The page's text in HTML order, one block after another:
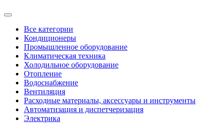
Все категории
Кондиционеры
Промышленное оборудование
Климатическая техника
Холодильное оборудование
Отопление
Водоснабжение
Вентиляция
Расходные материалы, аксессуары и инструменты
Автоматизация и диспетчеризация
Электрика